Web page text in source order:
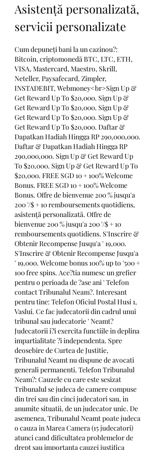
Asistență personalizată,
servicii personalizate
Cum depuneți bani la un cazinou?:
Bitcoin, criptomonedă BTC, LTC, ETH,
VISA, Mastercard, Maestro, Skrill,
Neteller, Paysafecard, Zimpler,
INSTADEBIT, Webmoney<br>Sign Up &
Get Reward Up To $20,000. Sign Up &
Get Reward Up To $20,000. Sign Up &
Get Reward Up To $20,000. Sign Up &
Get Reward Up To $20,000. Daftar &
Dapatkan Hadiah Hingga RP 290,000,000.
Daftar & Dapatkan Hadiah Hingga RP
290,000,000. Sign Up & Get Reward Up
To $20,000. Sign Up & Get Reward Up To
$20,000. FREE SGD 10 + 100% Welcome
Bonus. FREE SGD 10 + 100% Welcome
Bonus. Offre de bienvenue 200 % jusqu'a
200 '/$ + 10 remboursements quotidiens,
asistență personalizată. Offre de
bienvenue 200 % jusqu'a 200 '/$ + 10
remboursements quotidiens. S'Inscrire &
Obtenir Recompense Jusqu'a ' 19,000.
S'Inscrire & Obtenir Recompense Jusqu'a
' 19,000. Welcome bonus 100% up to '500 +
100 free spins. Ace?tia numesc un grefier
pentru o perioada de ?ase ani ' Telefon
contact Tribunalul Neam?. Interesant
pentru tine: Telefon Oficiul Postal Husi 1,
Vaslui. Ce fac judecatorii din cadrul unui
tribunal sau judecatorie ' Neamt?
Judecatorii i?i exercita functiile in deplina
impartialitate ?i independenta. Spre
deosebire de Curtea de Justitie,
Tribunalul Neamt nu dispune de avocati
generali permanenti. Telefon Tribunalul
Neam?: Cauzele cu care este sesizat
Tribunalul se judeca de camere compuse
din trei sau din cinci judecatori sau, in
anumite situatii, de un judecator unic. De
asemenea, Tribunalul Neamt poate judeca
o cauza in Marea Camera (15 judecatori)
atunci cand dificultatea problemelor de
drept sau importanta cauzei justifica